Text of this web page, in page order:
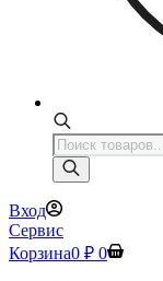
Поиск
товаров
Вход
Сервис
Корзина0 ₽ 0